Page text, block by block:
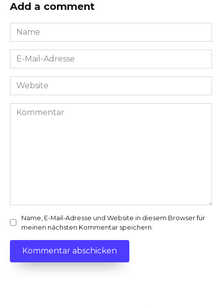
Add a comment
Name
*
E-
Mail-
Adresse
Website
Kommentar
Name, E-Mail-Adresse und Website in diesem Browser für
meinen nächsten Kommentar speichern.